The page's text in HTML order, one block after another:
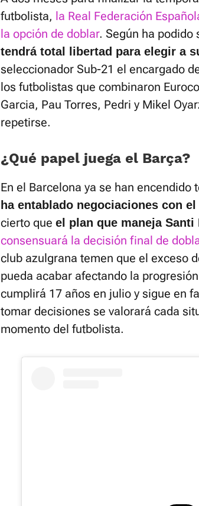
futbolista, la Real Federación
la opción de doblar. Según ha podido
tendrá total libertad para elegir a
seleccionador Sub-21 el encargado
los futbolistas que combinaron
Garcia, Pau Torres, Pedri y Mikel
repetirse.
¿Qué papel juega el Barça?
En el Barcelona ya se han encendido
ha entablado negociaciones con
cierto que el plan que maneja
consensuará la decisión final de
club azulgrana temen que el exceso
pueda acabar afectando la
cumplirá 17 años en julio y sigue en
tomar decisiones se valorará cada
momento del futbolista.